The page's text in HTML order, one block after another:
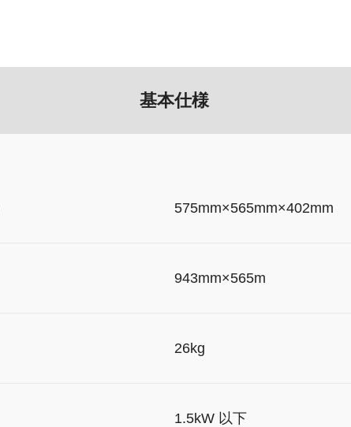
基本仕様
575mm×565mm×402mm
943mm×565m
26kg
1.5kW 以下